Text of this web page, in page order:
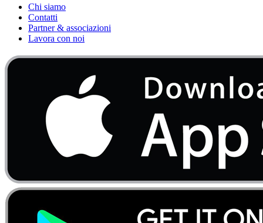
Chi siamo
Contatti
Partner & associazioni
Lavora con noi